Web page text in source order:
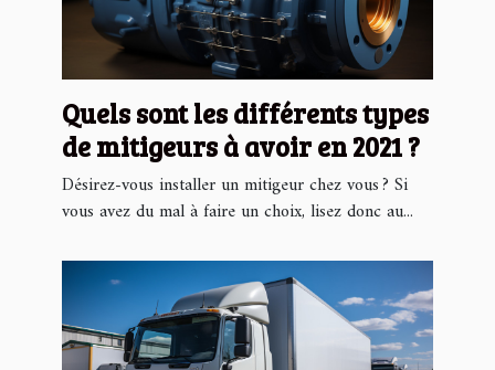
Quels sont les différents types
de mitigeurs à avoir en 2021 ?
Désirez-vous installer un mitigeur chez vous ? Si
vous avez du mal à faire un choix, lisez donc au...